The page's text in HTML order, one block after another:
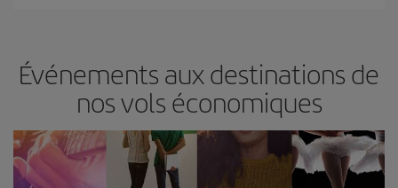
Événements aux destinations de
nos vols économiques